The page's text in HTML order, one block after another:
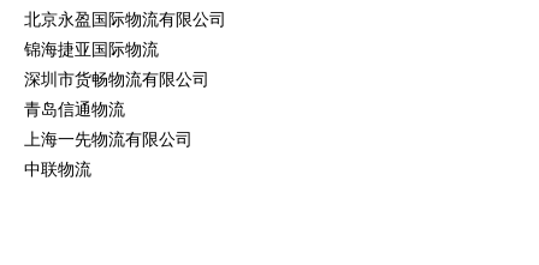
北京永盈国际物流有限公司
锦海捷亚国际物流
深圳市货畅物流有限公司
青岛信通物流
上海一先物流有限公司
中联物流